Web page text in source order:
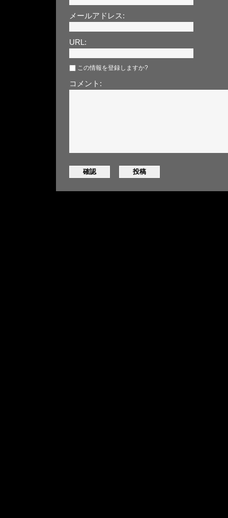
メールアドレス:
URL:
この情報を登録しますか?
コメント: